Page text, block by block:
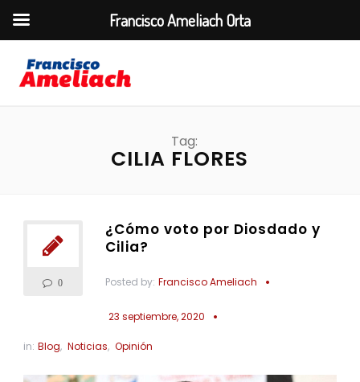
Tag:
CILIA FLORES
0
¿Cómo voto por Diosdado y
Cilia?
Posted by: Francisco Ameliach
23 septiembre, 2020
in: Blog, Noticias, Opinión
Francisco Ameliach Orta